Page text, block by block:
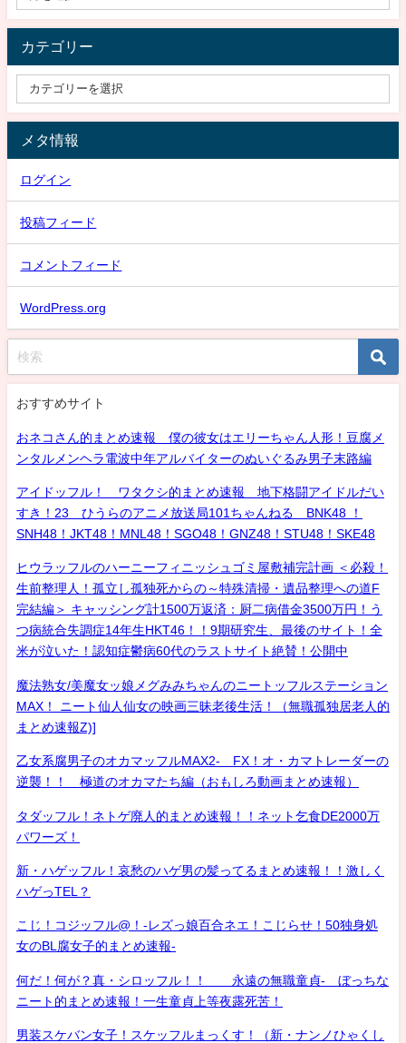
カテゴリー
メタ情報
ログイン
投稿フィード
コメントフィード
WordPress.org
おすすめサイト
おネコさん的まとめ速報 僕の彼女はエリーちゃん人形！豆腐メ
ンタルメンヘラ電波中年アルバイターのぬいぐるみ男子末路編
アイドッフル！ ワタクシ的まとめ速報 地下格闘アイドルだい
すき！23 ひうらのアニメ放送局101ちゃんねる BNK48 ！
SNH48！JKT48！MNL48！SGO48！GNZ48！STU48！SKE48
ヒウラッフルのハーニーフィニッシュゴミ屋敷補完計画 ＜必殺！
生前整理人！孤立し孤独死からの～特殊清掃・遺品整理への道F
完結編＞ キャッシング計1500万返済：厨二病借金3500万円！う
つ病統合失調症14年生HKT46！！9期研究生、最後のサイト！全
米が泣いた！認知症鬱病60代のラストサイト絶賛！公開中
魔法熟女/美魔女ッ娘メグみみちゃんのニートッフルステーション
MAX！ ニート仙人仙女の映画三昧老後生活！（無職孤独居老人的
まとめ速報Z)]
乙女系腐男子のオカマッフルMAX2- FX！オ・カマトレーダーの
逆襲！！ 極道のオカマたち編（おもしろ動画まとめ速報）
タダッフル！ネトゲ廃人的まとめ速報！！ネット乞食DE2000万
パワーズ！
新・ハゲッフル！哀愁のハゲ男の髪ってるまとめ速報！！激しく
ハゲっTEL？
こじ！コジッフル@！-レズっ娘百合ネエ！こじらせ！50独身処
女のBL腐女子的まとめ速報-
何だ！何が？真・シロッフル！！ 永遠の無職童貞- ぼっちな
ニート的まとめ速報！一生童貞上等夜露死苦！
男装スケバン女子！スケッフルまっくす！（新・ナンノひゃくし